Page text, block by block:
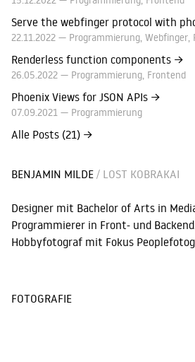
Serve the webfinger protocol with
22.11.2022 — Programmierung Webfinger
Renderless function components →
26.05.2022 — Programmierung Frontend
Phoenix Views for JSON APIs →
07.09.2021 — Programmierung
Alle Posts (21) →
BENJAMIN MILDE / LOST KOBRAKAI
Designer mit Bachelor of Arts in
Programmierer in Front- und
Hobbyfotograf mit Fokus
FOTOGRAFIE